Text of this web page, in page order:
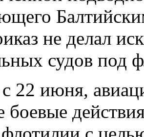
не делал
судов под
22 июня,
боевые